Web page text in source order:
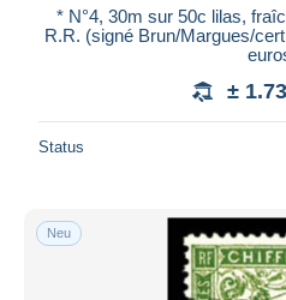
* N°4, 30m sur 50c lilas,
R.R. (signé Brun/Margues/
±
Status
Neu